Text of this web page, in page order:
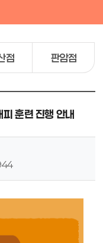
점 판암점
훈련 진행 안내